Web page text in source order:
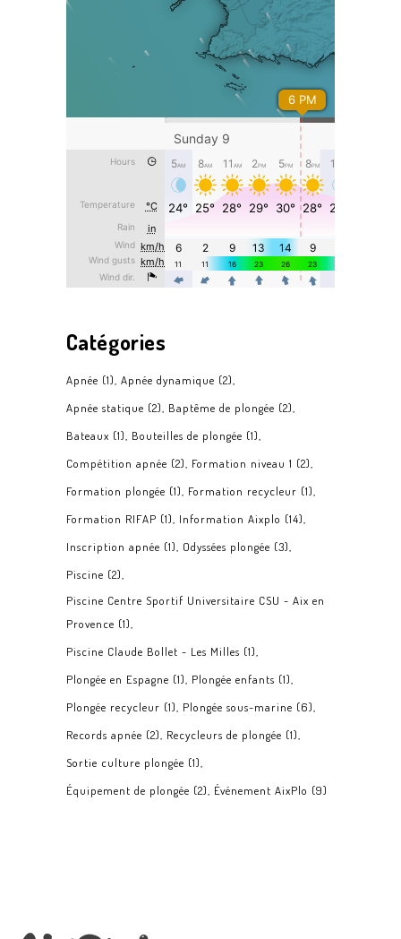
Catégories
Apnée (1) Apnée dynamique (2)
Apnée statique (2) Baptême de plongée (2)
Bateaux (1) Bouteilles de plongée (1)
Compétition apnée (2) Formation niveau 1 (2)
Formation plongée (1) Formation recycleur (1)
Formation RIFAP (1) Information Aixplo (14)
Inscription apnée (1) Odyssées plongée (3)
Piscine (2)
Piscine Centre Sportif Universitaire CSU - Aix en
Provence (1)
Piscine Claude Bollet - Les Milles (1)
Plongée en Espagne (1) Plongée enfants (1)
Plongée recycleur (1) Plongée sous-marine (6)
Records apnée (2) Recycleurs de plongée (1)
Sortie culture plongée (1)
Équipement de plongée (2) Événement AixPlo (9)